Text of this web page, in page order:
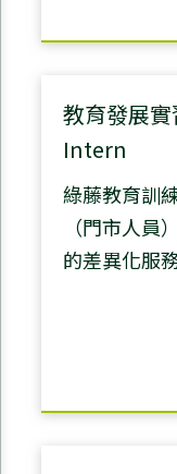
教育發展
Intern
綠藤教育訓
（門市人
的差異化服